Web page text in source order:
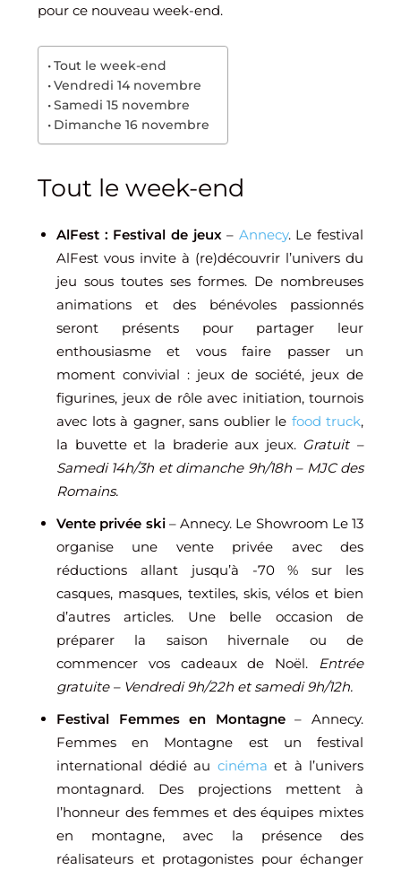
pour ce nouveau week-end.
Tout le week-end
Vendredi 14 novembre
Samedi 15 novembre
Dimanche 16 novembre
Tout le week-end
AlFest : Festival de jeux – Annecy. Le festival
AlFest vous invite à (re)découvrir l’univers du
jeu sous toutes ses formes. De nombreuses
animations et des bénévoles passionnés
seront présents pour partager leur
enthousiasme et vous faire passer un
moment convivial : jeux de société, jeux de
figurines, jeux de rôle avec initiation, tournois
avec lots à gagner, sans oublier le food truck,
la buvette et la braderie aux jeux. Gratuit –
Samedi 14h/3h et dimanche 9h/18h – MJC des
Romains.
Vente privée ski – Annecy. Le Showroom Le 13
organise une vente privée avec des
réductions allant jusqu’à -70 % sur les
casques, masques, textiles, skis, vélos et bien
d’autres articles. Une belle occasion de
préparer la saison hivernale ou de
commencer vos cadeaux de Noël.
Entrée
gratuite – Vendredi 9h/22h et samedi 9h/12h.
Festival Femmes en Montagne– Annecy.
Femmes en Montagne est un festival
international dédié au cinéma et à l’univers
montagnard. Des projections mettent à
l’honneur des femmes et des équipes mixtes
en montagne, avec la présence des
réalisateurs et protagonistes pour échanger